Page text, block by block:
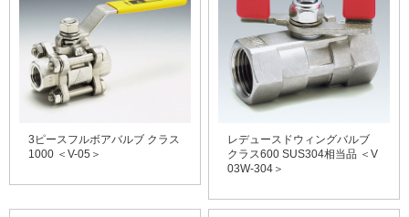
3ピースフルボアバルブ クラス
1000 ＜V-05＞
レデュースドウィングバルブ
クラス600 SUS304相当品 ＜V
03W-304＞